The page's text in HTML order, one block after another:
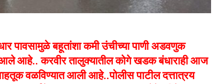
पावसामुळे बहूतांशा कमी उंचीच्या पाणी अडवणुक
आले आहे.. करवीर तालुक्यातील कोगे खडक बंधाराही आज
वाहतूक वळविण्यात आली आहे..पोलीस पाटील दत्तात्रय